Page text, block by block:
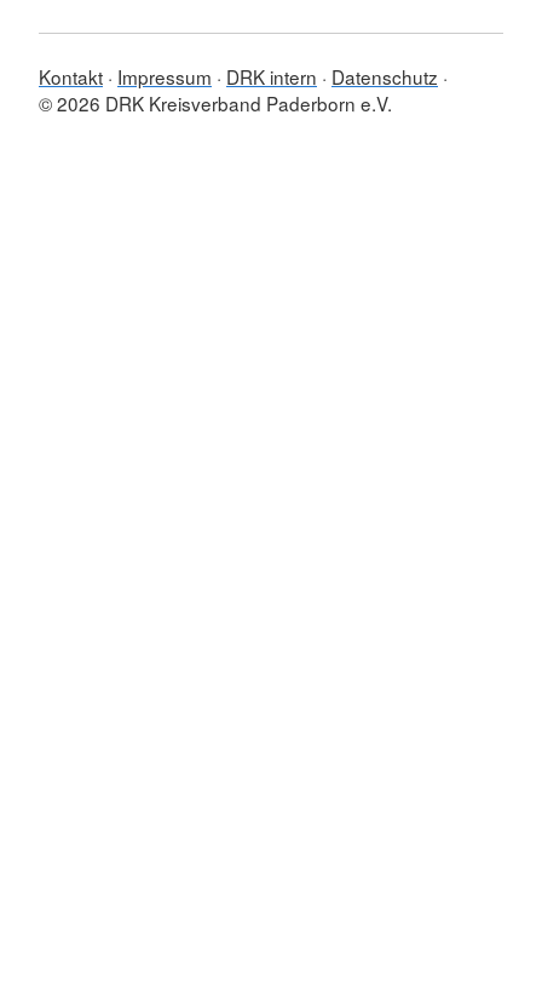
Kontakt Impressum DRK intern
Datenschutz
© 2026 DRK Kreisverband Paderborn e.V.